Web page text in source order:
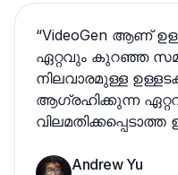
“VideoGen ആണ്
ഏറ്റവും കുറഞ്ഞ
നിലവാരമുള്ള
ആഗ്രഹിക്കുന്ന
Andrew Yu